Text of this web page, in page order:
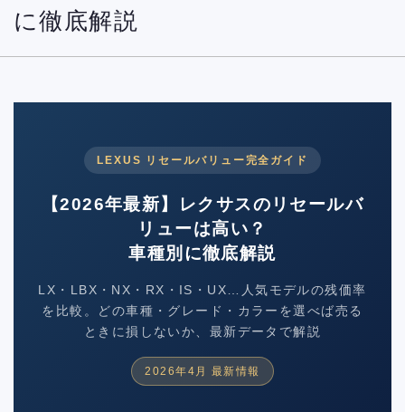
に徹底解説
LEXUS リセールバリュー完全ガイド
【2026年最新】レクサスのリセールバ
リューは高い？
車種別に徹底解説
LX・LBX・NX・RX・IS・UX…人気モデルの残価率
を比較。どの車種・グレード・カラーを選べば売る
ときに損しないか、最新データで解説
2026年4月 最新情報